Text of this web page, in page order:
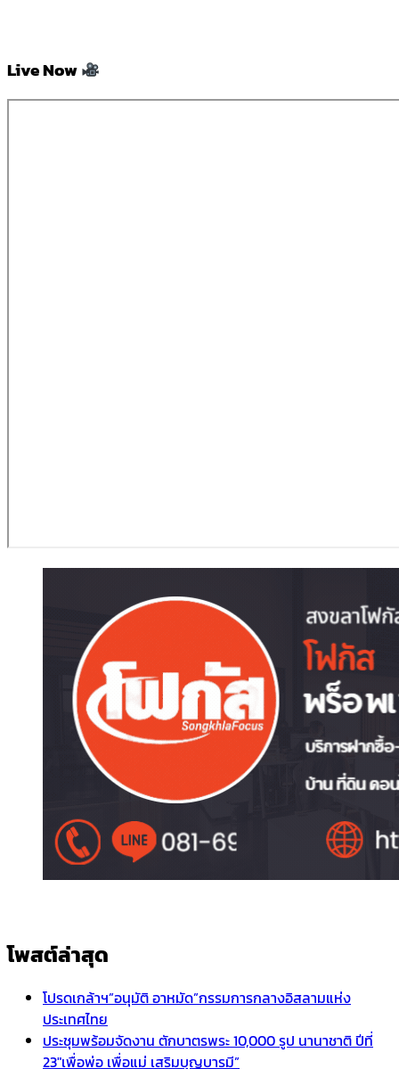
Live Now
โพสต์ล่าสุด
โปรดเกล้าฯ”อนุมัติ อาหมัด”กรรมการกลางอิสลามแห่ง
ประเทศไทย
ประชุมพร้อมจัดงาน ตักบาตรพระ 10,000 รูป นานาชาติ ปีที่
23″เพื่อพ่อ เพื่อแม่ เสริมบุญบารมี”